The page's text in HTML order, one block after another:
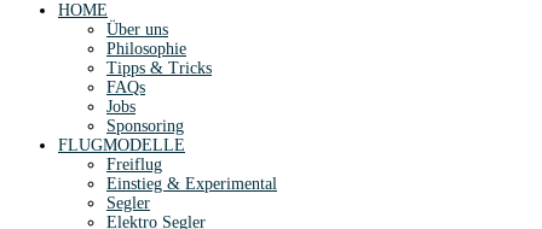
HOME
Über uns
Philosophie
Tipps & Tricks
FAQs
Jobs
Sponsoring
FLUGMODELLE
Freiflug
Einstieg & Experimental
Segler
Elektro Segler